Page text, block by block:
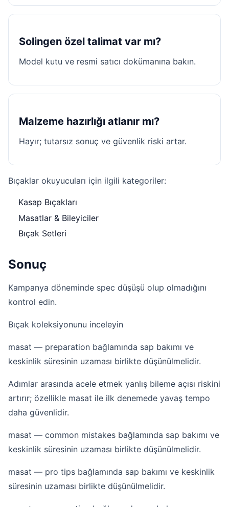
Solingen özel talimat var mı?
Model kutu ve resmi satıcı dokümanına bakın.
Malzeme hazırlığı atlanır mı?
Hayır; tutarsız sonuç ve güvenlik riski artar.
Bıçaklar okuyucuları için ilgili kategoriler:
Kasap Bıçakları
Masatlar & Bileyiciler
Bıçak Setleri
Sonuç
Kampanya döneminde spec düşüşü olup olmadığını
kontrol edin.
Bıçak koleksiyonunu inceleyin
masat — preparation bağlamında sap bakımı ve
keskinlik süresinin uzaması birlikte düşünülmelidir.
Adımlar arasında acele etmek yanlış bileme açısı riskini
artırır; özellikle masat ile ilk denemede yavaş tempo
daha güvenlidir.
masat — common mistakes bağlamında sap bakımı ve
keskinlik süresinin uzaması birlikte düşünülmelidir.
masat — pro tips bağlamında sap bakımı ve keskinlik
süresinin uzaması birlikte düşünülmelidir.